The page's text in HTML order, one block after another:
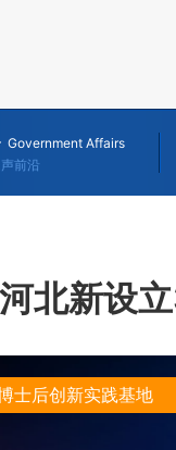
Government Affairs
前沿
河北新设
士后创新实践基地